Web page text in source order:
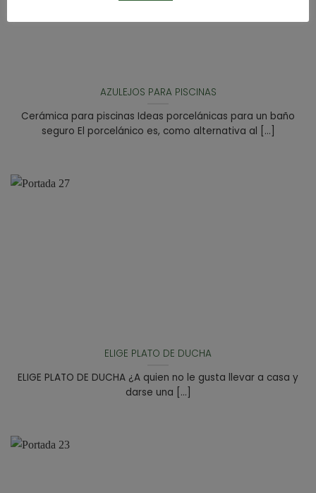
AZULEJOS PARA PISCINAS
Cerámica para piscinas Ideas porcelánicas para un baño
seguro El porcelánico es, como alternativa al [...]
ELIGE PLATO DE DUCHA
ELIGE PLATO DE DUCHA ¿A quien no le gusta llevar a casa y
darse una [...]